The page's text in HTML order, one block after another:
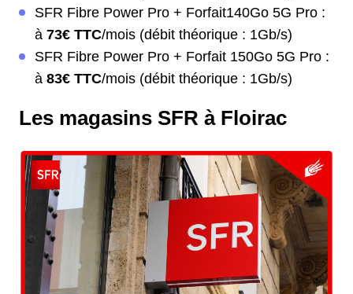
SFR Fibre Power Pro + Forfait140Go 5G Pro :
à 73€ TTC/mois (débit théorique : 1Gb/s)
SFR Fibre Power Pro + Forfait 150Go 5G Pro :
à 83€ TTC/mois (débit théorique : 1Gb/s)
Les magasins SFR à Floirac